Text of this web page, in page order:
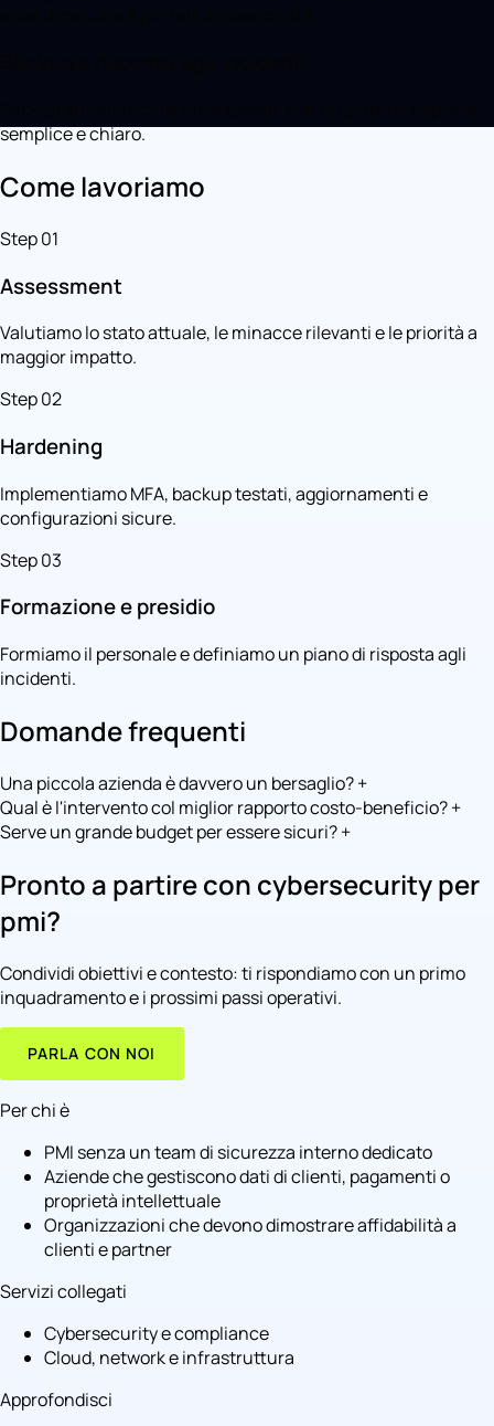
semplice e chiaro.
Come lavoriamo
Step 01
Assessment
Valutiamo lo stato attuale, le minacce rilevanti e le priorità a
maggior impatto.
Step 02
Hardening
Implementiamo MFA, backup testati, aggiornamenti e
configurazioni sicure.
Step 03
Formazione e presidio
Formiamo il personale e definiamo un piano di risposta agli
incidenti.
Domande frequenti
Una piccola azienda è davvero un bersaglio?+
Qual è l'intervento col miglior rapporto costo-beneficio?+
Serve un grande budget per essere sicuri?+
Pronto a partire con cybersecurity per
pmi?
Condividi obiettivi e contesto: ti rispondiamo con un primo
inquadramento e i prossimi passi operativi.
PARLA CON NOI
Per chi è
PMI senza un team di sicurezza interno dedicato
Aziende che gestiscono dati di clienti, pagamenti o
proprietà intellettuale
Organizzazioni che devono dimostrare affidabilità a
clienti e partner
Servizi collegati
Cybersecurity e compliance
Cloud, network e infrastruttura
Approfondisci